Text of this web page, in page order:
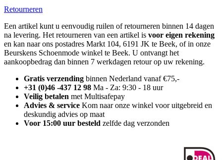
Retourneren
Een artikel kunt u eenvoudig ruilen of retourneren binnen 14 dagen
na levering. Het retourneren van een artikel is voor eigen rekening
en kan naar ons postadres Markt 104, 6191 JK te Beek, of in onze
Beurskens Schoenmode winkel te Beek. U ontvangt het
aankoopbedrag dan binnen 7 werkdagen retour op uw rekening.
Gratis verzending binnen Nederland vanaf €75,-
+31 (0)46 -437 12 98 Ma - Za: 9:30 - 18 uur
Veilig betalen met Multisafepay
Advies & service Kom naar onze winkel voor uitgebreid en
deskundig advies op maat
Voor 15:00 uur besteld zelfde dag verzonden